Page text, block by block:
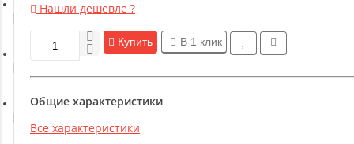
Функциональный тренинг
Нашли дешевле ?
Купить В 1 клик
Общие характеристики
Все характеристики